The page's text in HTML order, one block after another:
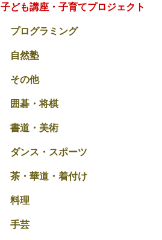
子ども講座・子育てプロジェクト
プログラミング
自然塾
その他
囲碁・将棋
書道・美術
ダンス・スポーツ
茶・華道・着付け
料理
手芸